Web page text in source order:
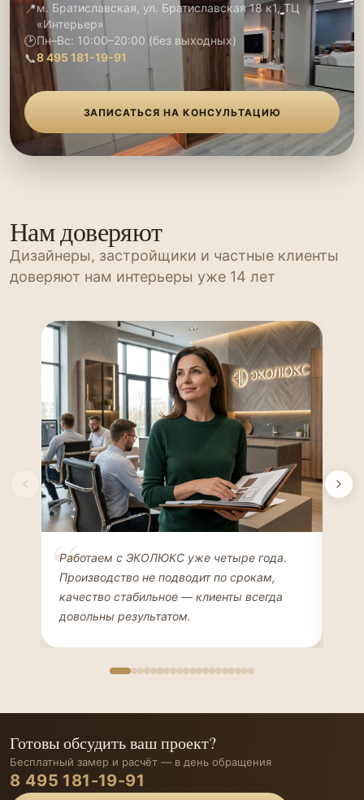
📍м. Братиславская, ул. Братиславская 18 к1, ТЦ
«Интерьер»
🕑Пн–Вс: 10:00–20:00 (без выходных)
📞8 495 181-19-91
ЗАПИСАТЬСЯ НА КОНСУЛЬТАЦИЮ
Нам доверяют
Дизайнеры, застройщики и частные клиенты
доверяют нам интерьеры уже 14 лет
Елена Соколова
ДИЗАЙНЕР ИНТЕРЬЕРОВ
Работаем с ЭКОЛЮКС уже четыре года.
Производство не подводит по срокам,
качество стабильное — клиенты всегда
довольны результатом.
Готовы обсудить ваш проект?
Бесплатный замер и расчёт — в день обращения
8 495 181-19-91